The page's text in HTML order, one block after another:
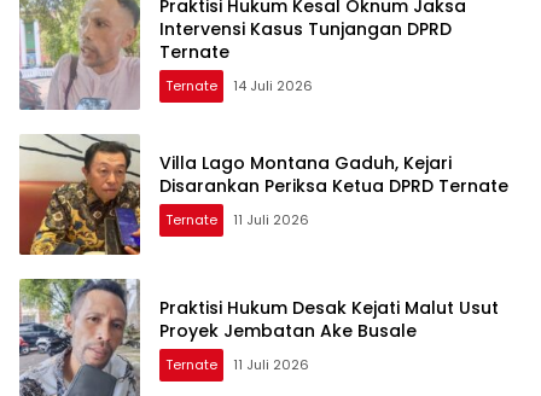
Praktisi Hukum Kesal Oknum Jaksa
Intervensi Kasus Tunjangan DPRD
Ternate
Ternate 14 Juli 2026
Villa Lago Montana Gaduh, Kejari
Disarankan Periksa Ketua DPRD Ternate
Ternate 11 Juli 2026
Praktisi Hukum Desak Kejati Malut Usut
Proyek Jembatan Ake Busale
Ternate 11 Juli 2026